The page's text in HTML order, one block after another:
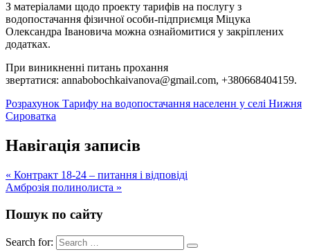
З матеріалами щодо проекту тарифів на послугу з
водопостачання фізичної особи-підприємця Міцука
Олександра Івановича можна ознайомитися у закріплених
додатках.
При виникненні питань прохання
звертатися: annabobochkaivanova@gmail.com, +380668404159.
Розрахунок Тарифу на водопостачання населенн у селі Нижня
Сироватка
Навігація записів
« Контракт 18-24 – питання і відповіді
Амброзія полинолиста »
Пошук по сайту
Search for: